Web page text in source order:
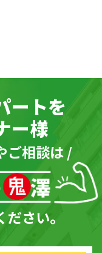
ートを
ー様
ご相談は /
さい。